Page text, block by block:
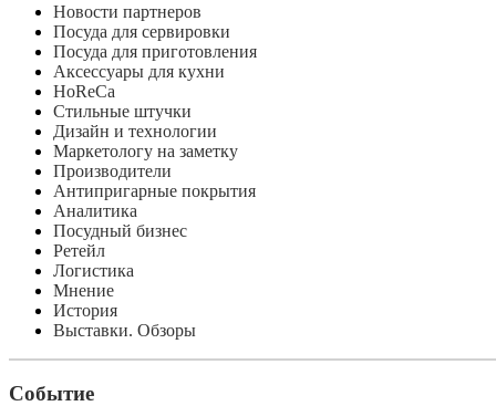
Новости партнеров
Посуда для сервировки
Посуда для приготовления
Аксессуары для кухни
HoReCa
Стильные штучки
Дизайн и технологии
Маркетологу на заметку
Производители
Антипригарные покрытия
Аналитика
Посудный бизнес
Ретейл
Логистика
Мнение
История
Выставки. Обзоры
Событие